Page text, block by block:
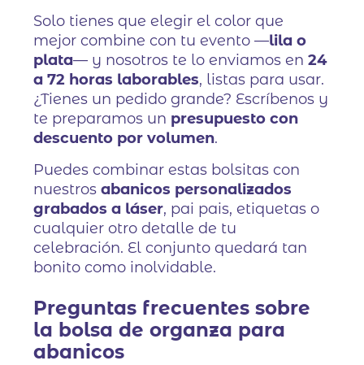
Solo tienes que elegir el color que
mejor combine con tu evento —lila o
plata— y nosotros te lo enviamos en24
a 72 horas laborables, listas para usar.
¿Tienes un pedido grande? Escríbenos y
te preparamos un presupuesto con
descuento por volumen.
Puedes combinar estas bolsitas con
nuestrosabanicos personalizados
grabados a láser, pai pais, etiquetas o
cualquier otro detalle de tu
celebración. El conjunto quedará tan
bonito como inolvidable.
Preguntas frecuentes sobre
la bolsa de organza para
abanicos